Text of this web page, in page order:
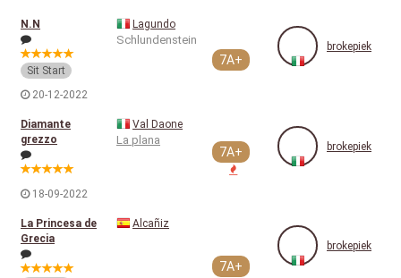
N.N
Sit Start
20-12-2022
Lagundo
Schlundenstein
7A+
brokepiek
Diamante
grezzo
18-09-2022
Val Daone
La plana
7A+ brokepiek
La Princesa de
Grecia
Alcañiz
7A+
brokepiek